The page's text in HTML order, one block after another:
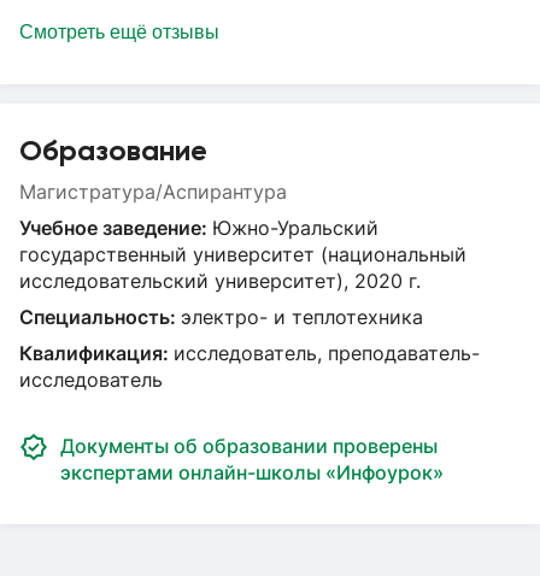
Смотреть ещё отзывы
Образование
Магистратура/Аспирантура
Учебное заведение: Южно-Уральский
государственный университет (национальный
исследовательский университет), 2020 г.
Специальность: электро- и теплотехника
Квалификация: исследователь, преподаватель-
исследователь
Документы об образовании проверены
экспертами онлайн-школы «Инфоурок»